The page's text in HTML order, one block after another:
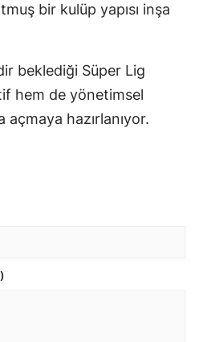
bir kulüp yapısı inşa
beklediği Süper Lig
hem de yönetimsel
hazırlanıyor.